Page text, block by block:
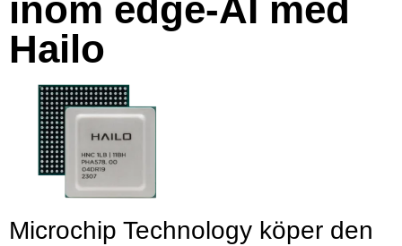
inom edge-AI med
Hailo
Microchip Technology köper den